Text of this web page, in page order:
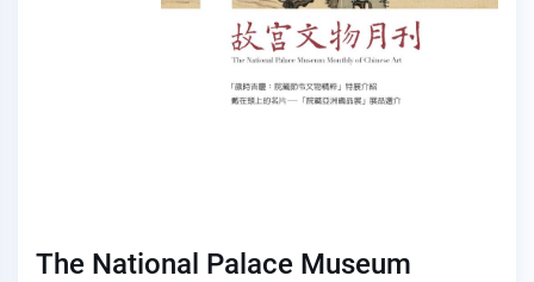
The National Palace Museum